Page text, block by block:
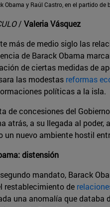
Obama y Raúl Castro, en el partido
/ Valeria Vásquez
más de medio siglo las
de Barack Obama
de ciertas medidas de
las modestas reformas
políticas a la isla.
de concesiones del
atrás, a su llegada al
un nuevo ambiente hostil
distensión
mandato, Barack
restablecimiento de
una anomalía que databa